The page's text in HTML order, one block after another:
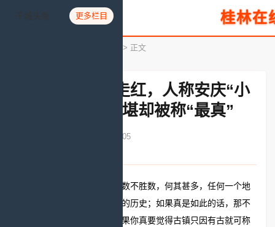
桂林在
千城头条 更多栏目
> 正文
安徽又一古镇走红，人称安庆“小
上海”，斑驳不堪却被称“最真”
发布时间：2020-08-01 12:27:05
说起国内的古镇资源可谓是数不胜数，何其甚多，任何一个地
方要说起来都有个百二八年的历史；如果真是如此的话，那不
岂是遍地都是古镇了吗？如果你真要觉得古镇只因有古就可称